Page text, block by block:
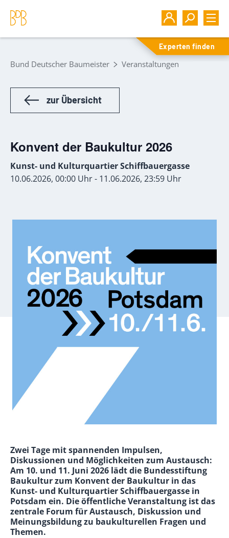
Experten finden
Bund Deutscher Baumeister Veranstaltungen
zur Übersicht
Konvent der Baukultur 2026
Kunst- und Kulturquartier Schiffbauergasse
10.06.2026, 00:00 Uhr - 11.06.2026, 23:59 Uhr
Zwei Tage mit spannenden Impulsen,
Diskussionen und Möglichkeiten zum Austausch:
Am 10. und 11. Juni 2026 lädt die Bundesstiftung
Baukultur zum Konvent der Baukultur in das
Kunst- und Kulturquartier Schiffbauergasse in
Potsdam ein. Die öffentliche Veranstaltung ist das
zentrale Forum für Austausch, Diskussion und
Meinungsbildung zu baukulturellen Fragen und
Themen.